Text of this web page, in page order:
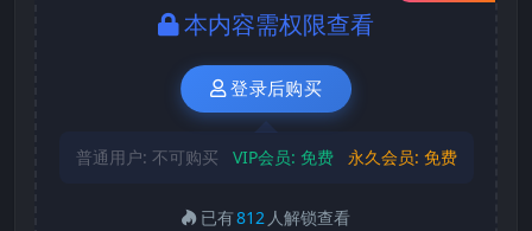
本内容需权限查看
登录后购买
普通用户: 不可购买 VIP会员: 免费 永久会员: 免费
已有812 人解锁查看